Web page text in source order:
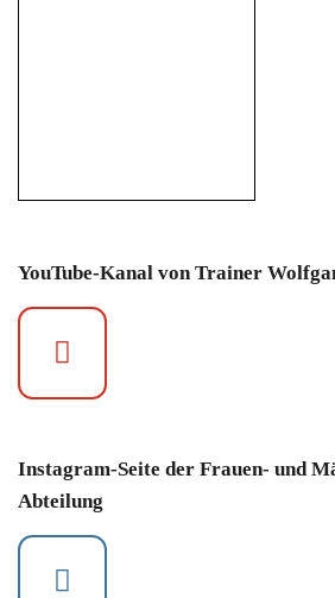
YouTube-Kanal von Trainer
Instagram-Seite der Frauen- und
Abteilung